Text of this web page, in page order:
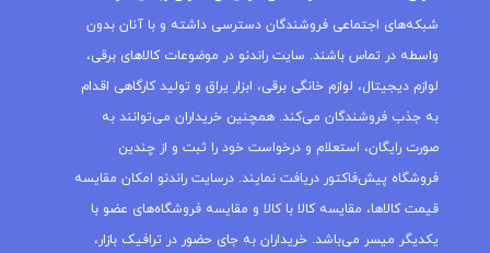
شبکه‌های اجتماعی فروشندگان دسترسی داشته و با آنان بدون
واسطه در تماس باشند. سایت راندنو در موضوعات کالاهای برقی،
لوازم دیجیتال، لوازم خانگی برقی، ابزار یراق و تولید کارگاهی اقدام
به جذب فروشندگان می‌کند. همچنین خریداران می‌توانند به
صورت رایگان، استعلام و درخواست خود را ثبت و از چندین
فروشگاه پیش‌فاکتور دریافت نمایند. درسایت راندنو امکان مقایسه
قیمت کالاها، مقایسه کالا با کالا و مقایسه فروشگاه‌های عضو با
یکدیگر میسر می‌باشد. خریداران به جای حضور در ترافیک بازار،